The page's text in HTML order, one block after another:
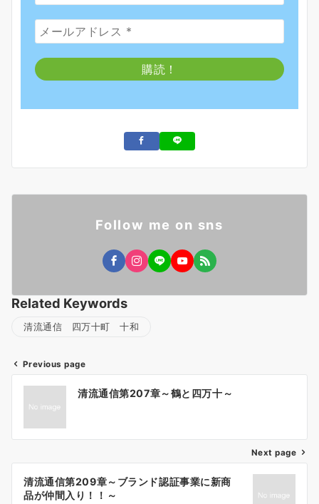
Follow me on sns
Related Keywords
清流通信 四万十町 十和
投
ビ
シ
Previous page
清流通信第207章～鶴と四万十～
Next page
清流通信第209章～ブランド認証事業に新商
品が仲間入り！！～